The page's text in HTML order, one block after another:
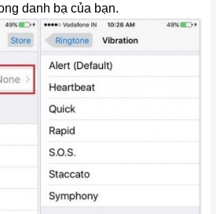
danh bạ của bạn.